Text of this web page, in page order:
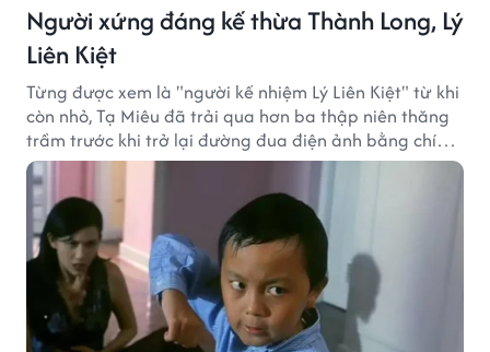
Người xứng đáng kế thừa Thành Long, Lý
Liên Kiệt
Từng được xem là "người kế nhiệm Lý Liên Kiệt" từ khi
còn nhỏ, Tạ Miêu đã trải qua hơn ba thập niên thăng
trầm trước khi trở lại đường đua điện ảnh bằng chính
sở trường võ thuật.